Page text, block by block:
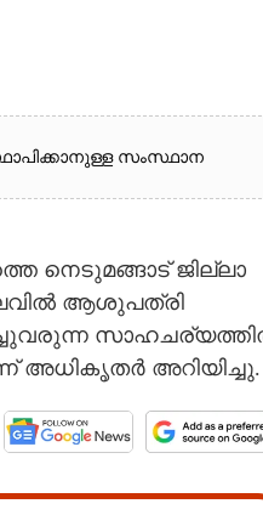
സംസ്ഥാന
നെടുമങ്ങാട് ജില്ലാ
ആശുപത്രി
അധികൃതർ അറിയിച്ചു.